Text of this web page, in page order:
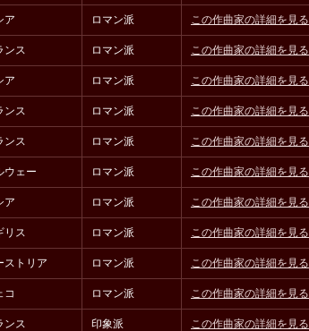
ア ロマン派 この作曲家の詳細を見る
ンス ロマン派 この作曲家の詳細を見る
ア ロマン派 この作曲家の詳細を見る
ンス ロマン派 この作曲家の詳細を見る
ンス ロマン派 この作曲家の詳細を見る
ウェー ロマン派 この作曲家の詳細を見る
ア ロマン派 この作曲家の詳細を見る
リス ロマン派 この作曲家の詳細を見る
ストリア ロマン派 この作曲家の詳細を見る
コ ロマン派 この作曲家の詳細を見る
ンス 印象派 この作曲家の詳細を見る